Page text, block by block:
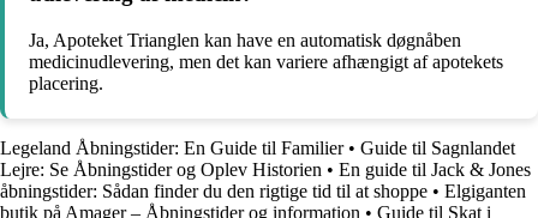
Ja, Apoteket Trianglen kan have en automatisk døgnåben
medicinudlevering, men det kan variere afhængigt af apotekets
placering.
Legeland Åbningstider: En Guide til Familier• Guide til Sagnlandet
Lejre: Se Åbningstider og Oplev Historien • En guide til Jack & Jones
åbningstider: Sådan finder du den rigtige tid til at shoppe • Elgiganten
butik på Amager – Åbningstider og information • Guide til Skat i